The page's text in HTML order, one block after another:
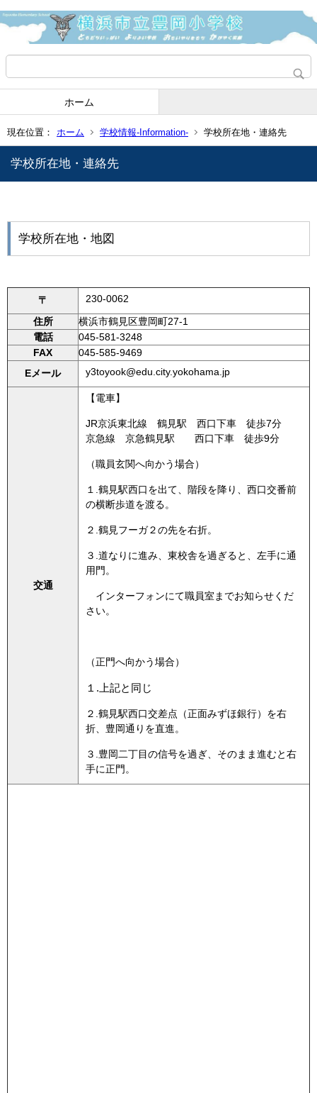
ホーム
現在位置： ホーム 学校情報-Information- 学校所在地・連絡先
学校所在地・連絡先
学校所在地・地図
〒
230-0062
住所
横浜市鶴見区豊岡町27-1
電話
045-581-3248
FAX
045-585-9469
Eメール
y3toyook@edu.city.yokohama.jp
交通
【電車】
JR京浜東北線 鶴見駅 西口下車 徒歩7分
京急線 京急鶴見駅 西口下車 徒歩9分
（職員玄関へ向かう場合）
１.鶴見駅西口を出て、階段を降り、西口交番前
の横断歩道を渡る。
２.鶴見フーガ２の先を右折。
３.道なりに進み、東校舎を過ぎると、左手に通
用門。
インターフォンにて職員室までお知らせくだ
さい。
（正門へ向かう場合）
１.上記と同じ
２.鶴見駅西口交差点（正面みずほ銀行）を右
折、豊岡通りを直進。
３.豊岡二丁目の信号を過ぎ、そのまま進むと右
手に正門。